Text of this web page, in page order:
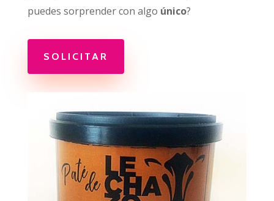
puedes sorprender con algo único?
SOLICITAR